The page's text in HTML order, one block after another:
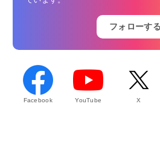
フォローする
Facebook YouTube X